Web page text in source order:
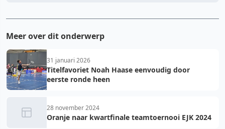
Meer over dit onderwerp
31 januari 2026
Titelfavoriet Noah Haase eenvoudig door
eerste ronde heen
28 november 2024
Oranje naar kwartfinale teamtoernooi EJK 2024